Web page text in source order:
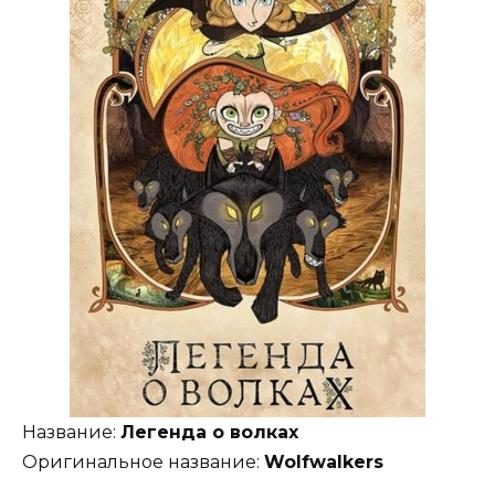
Название: Легенда о волках
Оригинальное название: Wolfwalkers